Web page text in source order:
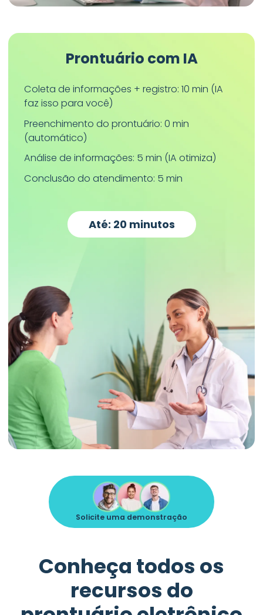
Prontuário com IA
Coleta de informações + registro: 10 min (IA
faz isso para você)
Preenchimento do prontuário: 0 min
(automático)
Análise de informações: 5 min (IA otimiza)
Conclusão do atendimento: 5 min
Até: 20 minutos
Solicite uma demonstração
Conheça todos os
recursos do